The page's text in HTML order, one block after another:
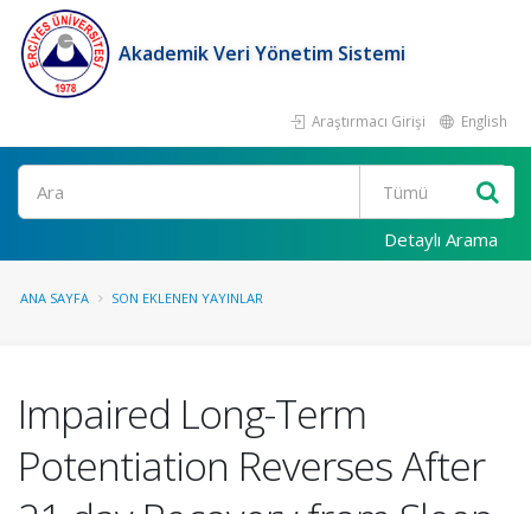
Akademik Veri Yönetim Sistemi
Araştırmacı Girişi English
Ara
Detaylı Arama
ANA SAYFA SON EKLENEN YAYINLAR
Impaired Long-Term
Potentiation Reverses After